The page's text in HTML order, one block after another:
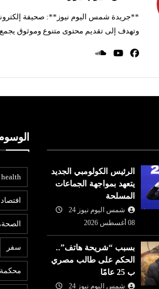
**جريدة شمس اليوم نيوز**: صحيفة إلكترونية
وتهدف إلى تقديم محتوى متنوع وموثوق
الرئيس الكولومبي الجديد
يتعهد بمواجهة الجماعات
المسلحة
شمس اليوم نيوز 24
08 أغسطس 2026
بسبب “شريحة هاتف”..
الحكم على طالب مصري
ب 25 عامًا
شمس اليوم نيوز 24
افتصاد
الصحة،
سفر
محكمة
شمس اليوم نيوز 24
07 أغسطس
2026
من الميدان إلى القرار: كيف تقود
زهرة محمد عيسى ملف التضامن